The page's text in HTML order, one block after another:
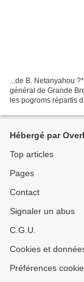
...de B. Netanyahou ?* La nuit de Cristal
général de Grande
les pogroms répartis
Hébergé par
Top articles
Pages
Contact
Signaler un abus
C.G.U.
Cookies et
Préférences